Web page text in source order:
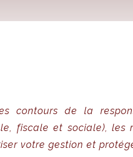
contours de la
fiscale et sociale), les
votre gestion et